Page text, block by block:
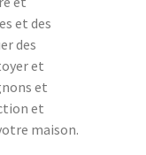
et des
des
et
et
et
maison.